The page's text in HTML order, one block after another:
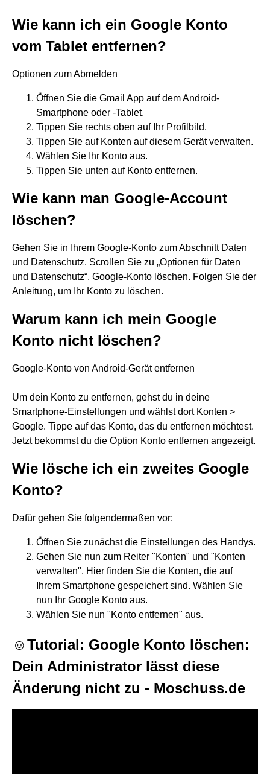
Wie kann ich ein Google Konto
vom Tablet entfernen?
Optionen zum Abmelden
Öffnen Sie die Gmail App auf dem Android-
Smartphone oder ‑Tablet.
Tippen Sie rechts oben auf Ihr Profilbild.
Tippen Sie auf Konten auf diesem Gerät verwalten.
Wählen Sie Ihr Konto aus.
Tippen Sie unten auf Konto entfernen.
Wie kann man Google-Account
löschen?
Gehen Sie in Ihrem Google-Konto zum Abschnitt Daten
und Datenschutz. Scrollen Sie zu „Optionen für Daten
und Datenschutz“. Google-Konto löschen. Folgen Sie der
Anleitung, um Ihr Konto zu löschen.
Warum kann ich mein Google
Konto nicht löschen?
Google-Konto von Android-Gerät entfernen
Um dein Konto zu entfernen, gehst du in deine
Smartphone-Einstellungen und wählst dort Konten >
Google. Tippe auf das Konto, das du entfernen möchtest.
Jetzt bekommst du die Option Konto entfernen angezeigt.
Wie lösche ich ein zweites Google
Konto?
Dafür gehen Sie folgendermaßen vor:
Öffnen Sie zunächst die Einstellungen des Handys.
Gehen Sie nun zum Reiter "Konten" und "Konten
verwalten". Hier finden Sie die Konten, die auf
Ihrem Smartphone gespeichert sind. Wählen Sie
nun Ihr Google Konto aus.
Wählen Sie nun "Konto entfernen" aus.
☺Tutorial: Google Konto löschen:
Dein Administrator lässt diese
Änderung nicht zu - Moschuss.de